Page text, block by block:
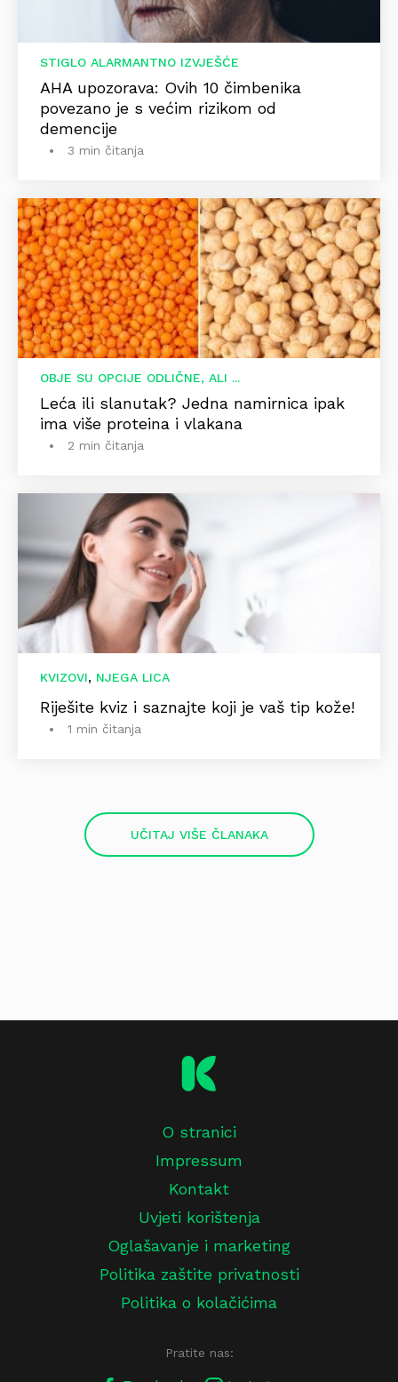
STIGLO ALARMANTNO IZVJEŠĆE
AHA upozorava: Ovih 10 čimbenika
povezano je s većim rizikom od
demencije
3 min čitanja
OBJE SU OPCIJE ODLIČNE, ALI ...
Leća ili slanutak? Jedna namirnica ipak
ima više proteina i vlakana
2 min čitanja
KVIZOVI, NJEGA LICA
Riješite kviz i saznajte koji je vaš tip kože!
1 min čitanja
UČITAJ VIŠE ČLANAKA
O stranici
Impressum
Kontakt
Uvjeti korištenja
Oglašavanje i marketing
Politika zaštite privatnosti
Politika o kolačićima
Pratite nas: